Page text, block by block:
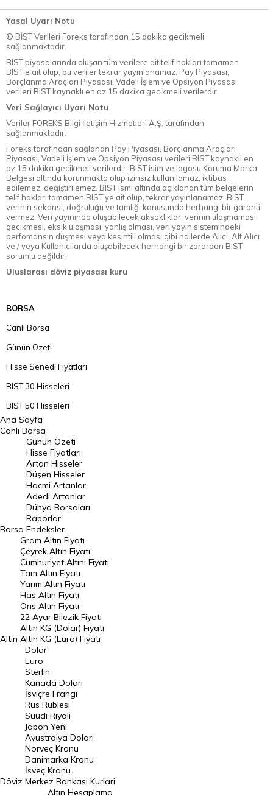
Yasal Uyarı Notu
© BİST Verileri Foreks tarafından 15 dakika gecikmeli
sağlanmaktadır.
BIST piyasalarında oluşan tüm verilere ait telif hakları tamamen
BIST'e ait olup, bu veriler tekrar yayınlanamaz. Pay Piyasası,
Borçlanma Araçları Piyasası, Vadeli İşlem ve Opsiyon Piyasası
verileri BIST kaynaklı en az 15 dakika gecikmeli verilerdir.
Veri Sağlayıcı Uyarı Notu
Veriler FOREKS Bilgi İletişim Hizmetleri A.Ş. tarafından
sağlanmaktadır.
Foreks tarafından sağlanan Pay Piyasası, Borçlanma Araçları
Piyasası, Vadeli İşlem ve Opsiyon Piyasası verileri BIST kaynaklı en
az 15 dakika gecikmeli verilerdir. BIST isim ve logosu Koruma Marka
Belgesi altında korunmakta olup izinsiz kullanılamaz, iktibas
edilemez, değiştirilemez. BIST ismi altında açıklanan tüm belgelerin
telif hakları tamamen BIST'ye ait olup, tekrar yayınlanamaz. BIST,
verinin sekansı, doğruluğu ve tamlığı konusunda herhangi bir garanti
vermez. Veri yayınında oluşabilecek aksaklıklar, verinin ulaşmaması,
gecikmesi, eksik ulaşması, yanlış olması, veri yayın sistemindeki
perfomansın düşmesi veya kesintili olması gibi hallerde Alıcı, Alt Alıcı
ve / veya Kullanıcılarda oluşabilecek herhangi bir zarardan BIST
sorumlu değildir.
Uluslarası döviz piyasası kuru
BORSA
Canlı Borsa
Günün Özeti
Hisse Senedi Fiyatları
BIST 30 Hisseleri
BIST 50 Hisseleri
BIST 100 Hisseleri
En Çok Artan Hisseler
En Çok Düşen Hisseler
Hacmi Artanlar
Geçmiş Kapanışlar
Dünya Borsaları
Raporlar
Endeksler
DÖVİZ
Döviz Kuru
Dolar Kuru
Euro Kuru
Pound Kuru
Frank Kuru
Riyal Kuru
Avustralya Doları
Danimarka Kronu Kuru
Kanada Doları Kuru
Norveç Kronu Kuru
Ana Sayfa
Canlı Borsa
Borsa
Günün Özeti
Hisse Fiyatları
Artan Hisseler
Düşen Hisseler
Hacmi Artanlar
Adedi Artanlar
Dünya Borsaları
Raporlar
Endeksler
Altın
Gram Altın Fiyatı
Çeyrek Altın Fiyatı
Cumhuriyet Altını Fiyatı
Tam Altın Fiyatı
Yarım Altın Fiyatı
Has Altın Fiyatı
Ons Altın Fiyatı
22 Ayar Bilezik Fiyatı
Altın KG (Dolar) Fiyatı
Altın KG (Euro) Fiyatı
Döviz
Dolar
Euro
Sterlin
Kanada Doları
İsviçre Frangı
Rus Rublesi
Suudi Riyali
Japon Yeni
Avustralya Doları
Norveç Kronu
Danimarka Kronu
İsveç Kronu
Merkez Bankası Kurlari
Altın Hesaplama